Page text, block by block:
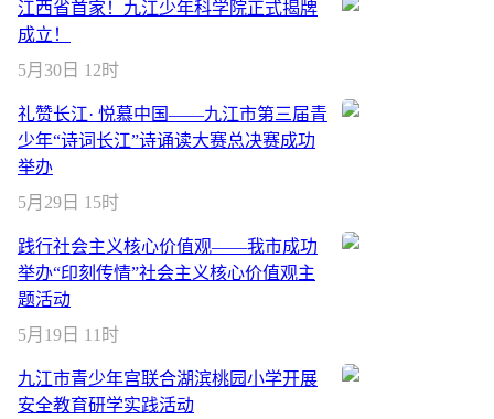
江西省首家！九江少年科学院正式揭牌
成立！
5月30日 12时
礼赞长江· 悦慕中国——九江市第三届青
少年“诗词长江”诗诵读大赛总决赛成功
举办
5月29日 15时
践行社会主义核心价值观——我市成功
举办“印刻传情”社会主义核心价值观主
题活动
5月19日 11时
九江市青少年宫联合湖滨桃园小学开展
安全教育研学实践活动